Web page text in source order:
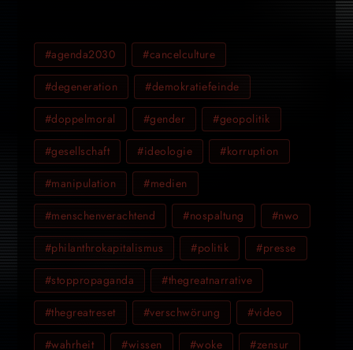
#agenda2030 #cancelculture
#degeneration #demokratiefeinde
#doppelmoral #gender #geopolitik
#gesellschaft #ideologie #korruption
#manipulation #medien
#menschenverachtend #nospaltung #nwo
#philanthrokapitalismus #politik #presse
#stoppropaganda #thegreatnarrative
#thegreatreset #verschwörung #video
#wahrheit #wissen #woke #zensur